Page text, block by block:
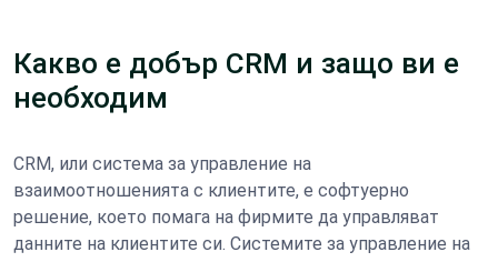
Какво е добър CRM и защо ви е
необходим
CRM, или система за управление на
взаимоотношенията с клиентите, е софтуерно
решение, което помага на фирмите да управляват
данните на клиентите си. Системите за управление на